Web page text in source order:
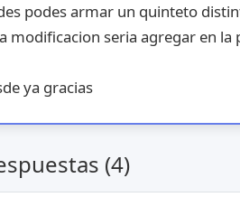
podes armar un quinteto
modificacion seria agregar en
ya gracias
(4)